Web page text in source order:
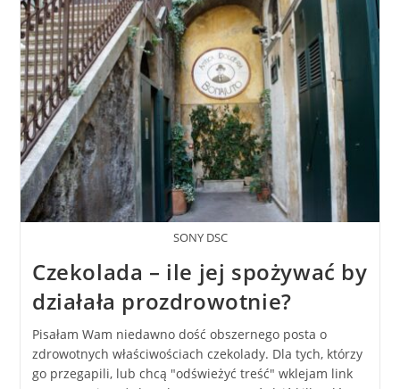
SONY DSC
Czekolada – ile jej spożywać by
działała prozdrowotnie?
Pisałam Wam niedawno dość obszernego posta o
zdrowotnych właściwościach czekolady. Dla tych, którzy
go przegapili, lub chcą "odświeżyć treść" wklejam link